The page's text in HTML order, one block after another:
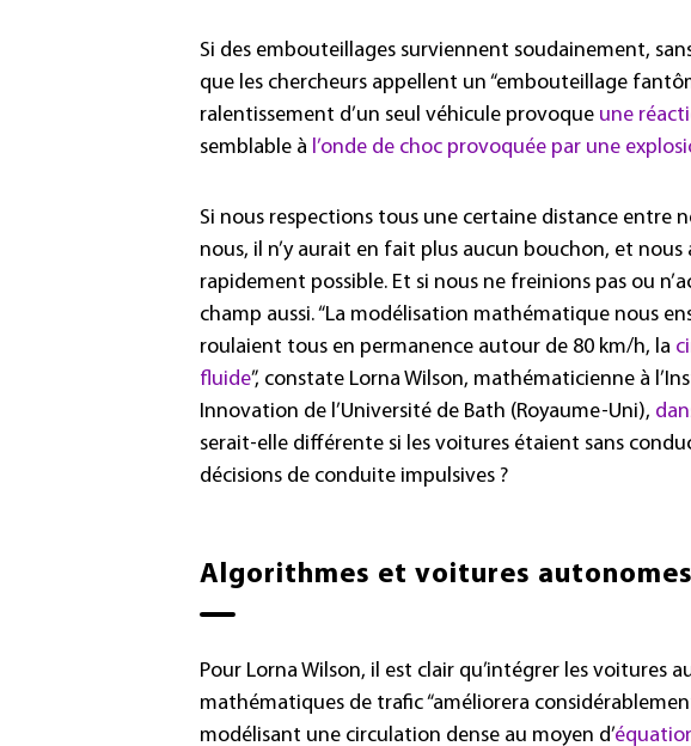
Si des embouteillages surviennent soudainement,
que les chercheurs appellent un “embouteillage
ralentissement d’un seul véhicule provoque une
semblable à l’onde de choc provoquée par une
Si nous respections tous une certaine distance entre
nous, il n’y aurait en fait plus aucun bouchon, et
rapidement possible. Et si nous ne freinions pas ou
champ aussi. “La modélisation mathématique nous
roulaient tous en permanence autour de 80 km/h, la
fluide”, constate Lorna Wilson, mathématicienne à
Innovation de l’Université de Bath (Royaume-Uni),
serait-elle différente si les voitures étaient sans
décisions de conduite impulsives ?
Algorithmes et voitures autonomes
Pour Lorna Wilson, il est clair qu’intégrer les voitures
mathématiques de trafic “améliorera
modélisant une circulation dense au moyen d’